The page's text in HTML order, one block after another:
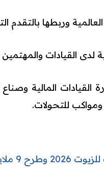
وربطها بالتقدم
لدى القيادات
القيادات المالية
للتحولات.
قطاع الطاقة السعودي